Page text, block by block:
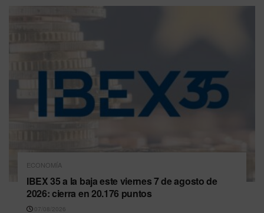
ECONOMÍA
IBEX 35 a la baja este viernes 7 de agosto de
2026: cierra en 20.176 puntos
07/08/2026